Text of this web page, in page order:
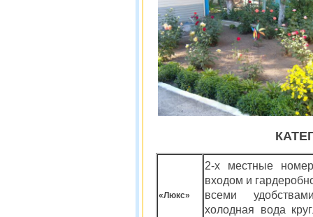
«Люкс»
2-х местные
входом и
всеми
холодная вода